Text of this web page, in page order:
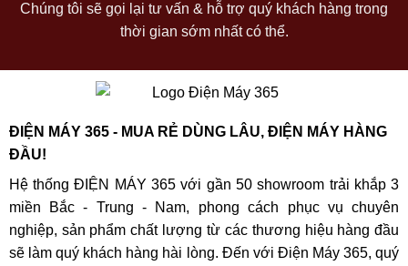
Chúng tôi sẽ gọi lại tư vấn & hỗ trợ quý khách hàng trong
thời gian sớm nhất có thể.
ĐIỆN MÁY 365 - MUA RẺ DÙNG LÂU, ĐIỆN MÁY HÀNG
ĐẦU!
Hệ thống ĐIỆN MÁY 365 với gần 50 showroom trải khắp 3
miền Bắc - Trung - Nam, phong cách phục vụ chuyên
nghiệp, sản phẩm chất lượng từ các thương hiệu hàng đầu
sẽ làm quý khách hàng hài lòng. Đến với Điện Máy 365, quý